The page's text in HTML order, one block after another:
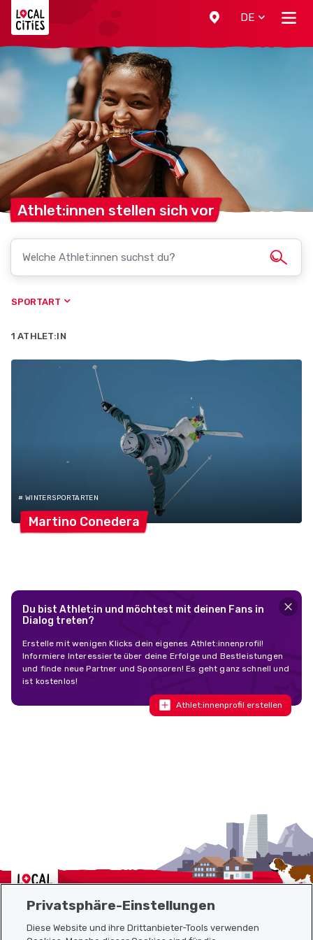
DE
Athlet:innen stellen sich vor
SPORTART
1 ATHLET:IN
# WINTERSPORTARTEN
Martino Conedera
Du bist Athlet:in und möchtest mit deinen Fans in
Dialog treten?
Erstelle mit wenigen Klicks dein eigenes Athlet:innenprofil!
Informiere Interessierte über deine Erfolge und Bestleistungen
und finde neue Partner und Sponsoren! Es geht ganz schnell und
ist kostenlos!
Athlet:innenprofil erstellen
Localcities
Privatsphäre-Einstellungen
Diese Website und ihre Drittanbieter-Tools verwenden